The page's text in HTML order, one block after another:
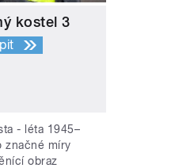
kostel 3
- léta 1945–
značné míry
obraz